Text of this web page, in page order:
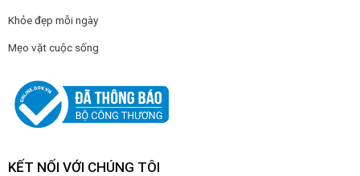
Khỏe đẹp mỗi ngày
Mẹo vặt cuộc sống
KẾT NỐI VỚI CHÚNG TÔI